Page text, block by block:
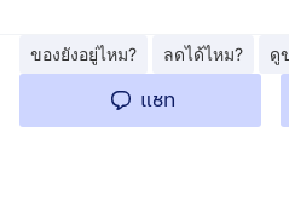
ของยังอยู่ไหม? ลดได้ไหม? ดู
แชท